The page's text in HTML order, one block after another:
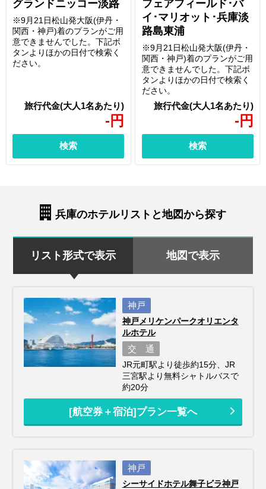
グランドニッコー淡路
- 円
※9月21日松山発大阪(伊丹・
関西・神戸)着のプランがご用
意できませんでした。下記ボ
タンよりほかの日付で検索く
ださい。
検索
フェアフィールド･バ
イ･マリオット･兵庫淡
路島東浦
- 円
※9月21日松山発大阪(伊丹・
関西・神戸)着のプランがご用
意できませんでした。下記ボ
タンよりほかの日付で検索く
ださい。
検索
兵庫のホテルリストと地図から探す
リスト形式で表示 地図で表示
神戸
神戸メリケンパークオリエンタ
ルホテル
交 通
JR元町駅より徒歩約15分、JR
三宮駅より無料シャトルバスで
約20分
[航空券＋宿泊]プラン一覧へ
神戸
シーサイドホテル舞子ビラ神戸